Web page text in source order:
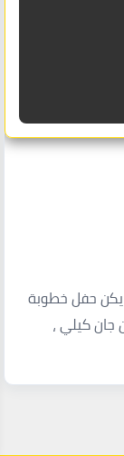
يكن حفل خطوبة
كيلي ،